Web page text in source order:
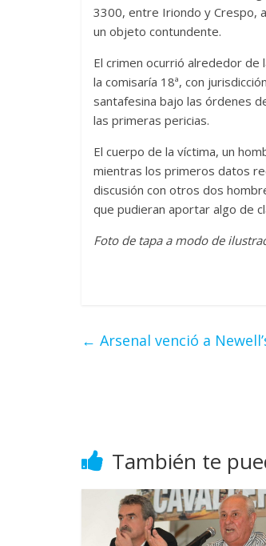
3300, entre Iriondo y Crespo,
un objeto contundente.
El crimen ocurrió alrededor de
la comisaría 18ª, con
santafesina bajo las órdenes
las primeras pericias.
El cuerpo de la víctima, un
mientras los primeros datos
discusión con otros dos
que pudieran aportar algo de
Foto de tapa a modo de
← Arsenal venció a
También te